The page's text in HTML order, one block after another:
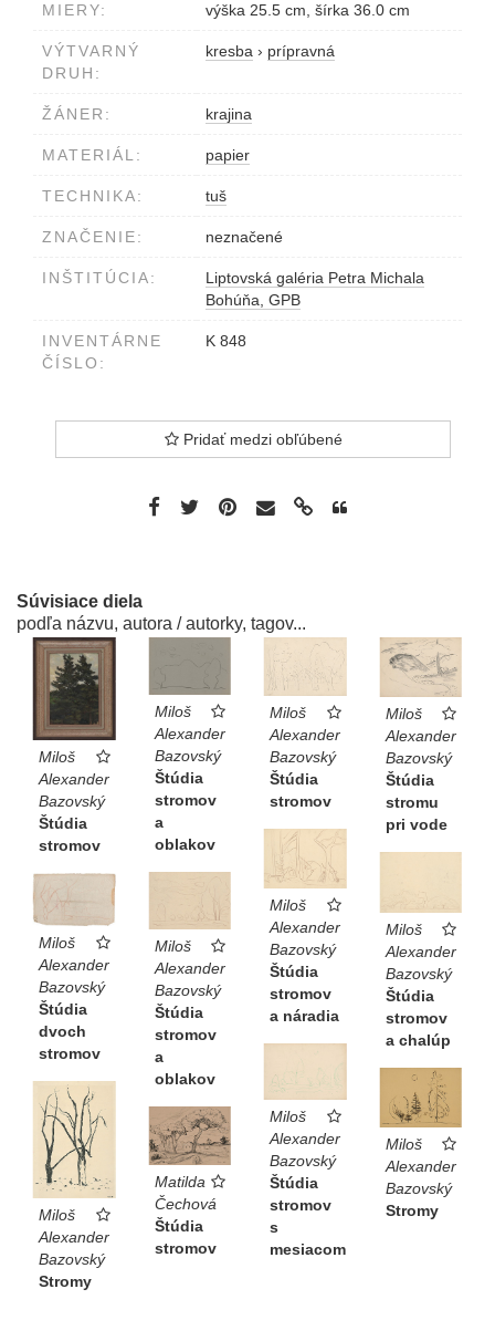
MIERY: výška 25.5 cm, šírka 36.0 cm
VÝTVARNÝ
DRUH:
kresba › prípravná
ŽÁNER: krajina
MATERIÁL: papier
TECHNIKA: tuš
ZNAČENIE: neznačené
INŠTITÚCIA:
Liptovská galéria Petra Michala
Bohúňa, GPB
INVENTÁRNE
ČÍSLO:
K 848
Pridať medzi obľúbené
Súvisiace diela
podľa názvu, autora / autorky, tagov...
Miloš
Alexander
Bazovský
Štúdia
stromov
Miloš
Alexander
Bazovský
Štúdia
stromov
a
oblakov
Miloš
Alexander
Bazovský
Štúdia
stromov
Miloš
Alexander
Bazovský
Štúdia
stromu
pri vode
Miloš
Alexander
Bazovský
Štúdia
stromov
a náradia
Miloš
Alexander
Bazovský
Štúdia
stromov
a chalúp
Miloš
Alexander
Bazovský
Štúdia
stromov
a
oblakov
Miloš
Alexander
Bazovský
Štúdia
dvoch
stromov
Miloš
Alexander
Bazovský
Štúdia
stromov
s
mesiacom
Miloš
Alexander
Bazovský
Stromy
Miloš
Alexander
Bazovský
Stromy
Matilda
Čechová
Štúdia
stromov